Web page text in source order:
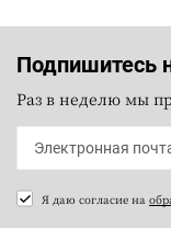
Подпишитесь
Раз в неделю мы
Я даю согласие на